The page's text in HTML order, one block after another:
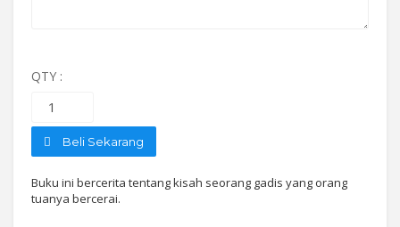
QTY :
Beli Sekarang
Buku ini bercerita tentang kisah seorang gadis yang orang
tuanya bercerai.